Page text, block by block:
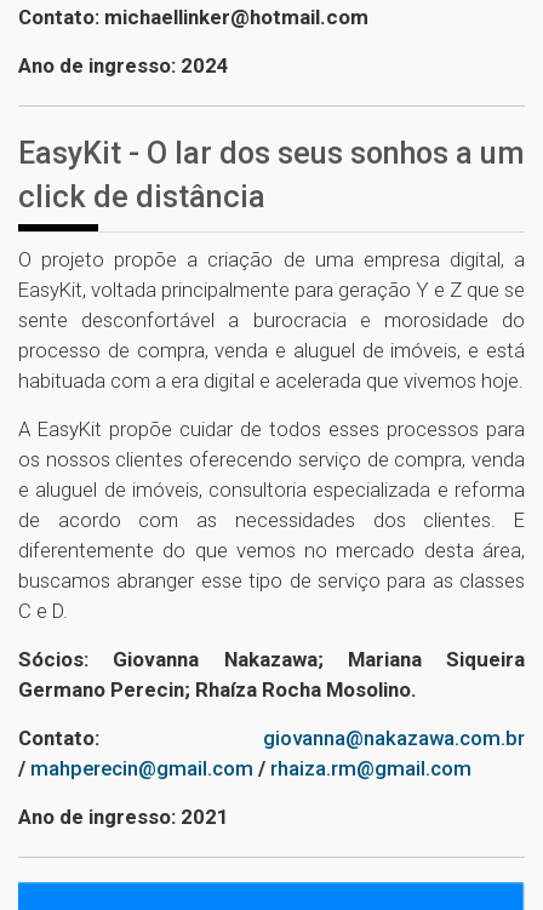
Contato: michaellinker@hotmail.com
Ano de ingresso: 2024
EasyKit - O lar dos seus sonhos a um
click de distância
O projeto propõe a criação de uma empresa digital, a
EasyKit, voltada principalmente para geração Y e Z que se
sente desconfortável a burocracia e morosidade do
processo de compra, venda e aluguel de imóveis, e está
habituada com a era digital e acelerada que vivemos hoje.
A EasyKit propõe cuidar de todos esses processos para
os nossos clientes oferecendo serviço de compra, venda
e aluguel de imóveis, consultoria especializada e reforma
de acordo com as necessidades dos clientes. E
diferentemente do que vemos no mercado desta área,
buscamos abranger esse tipo de serviço para as classes
C e D.
Sócios: Giovanna Nakazawa; Mariana Siqueira
Germano Perecin; Rhaíza Rocha Mosolino.
Contato: giovanna@nakazawa.com.br
/ mahperecin@gmail.com / rhaiza.rm@gmail.com
Ano de ingresso: 2021